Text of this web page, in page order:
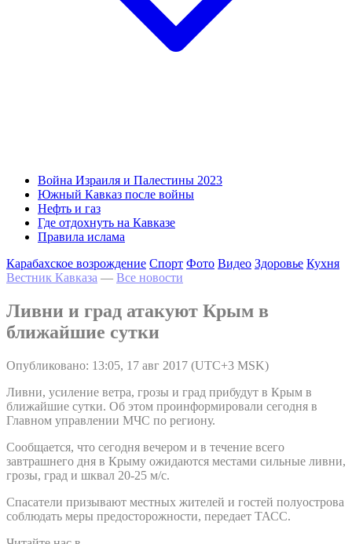
Война Израиля и Палестины 2023
Южный Кавказ после войны
Нефть и газ
Где отдохнуть на Кавказе
Правила ислама
Карабахское возрождение Спорт Фото Видео Здоровье Кухня
Вестник Кавказа — Все новости
Ливни и град атакуют Крым в
ближайшие сутки
Опубликовано: 13:05, 17 авг 2017 (UTC+3 MSK)
Ливни, усиление ветра, грозы и град прибудут в Крым в
ближайшие сутки. Об этом проинформировали сегодня в
Главном управлении МЧС по региону.
Сообщается, что сегодня вечером и в течение всего
завтрашнего дня в Крыму ожидаются местами сильные ливни,
грозы, град и шквал 20-25 м/с.
Спасатели призывают местных жителей и гостей полуострова
соблюдать меры предосторожности, передает ТАСС.